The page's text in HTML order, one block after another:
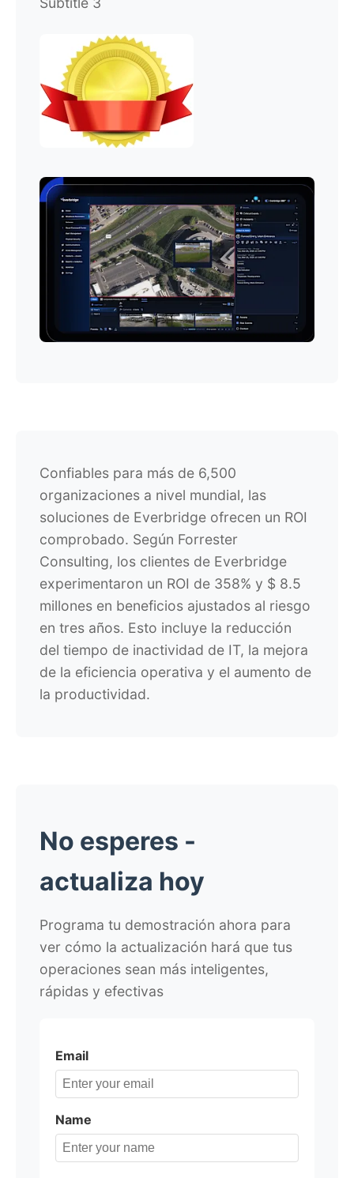
Confiables para más de 6,500
organizaciones a nivel mundial, las
soluciones de Everbridge ofrecen un ROI
comprobado. Según Forrester
Consulting, los clientes de Everbridge
experimentaron un ROI de 358% y $ 8.5
millones en beneficios ajustados al riesgo
en tres años. Esto incluye la reducción
del tiempo de inactividad de IT, la mejora
de la eficiencia operativa y el aumento de
la productividad.
No esperes -
actualiza hoy
Programa tu demostración ahora para
ver cómo la actualización hará que tus
operaciones sean más inteligentes,
rápidas y efectivas
Email
Name